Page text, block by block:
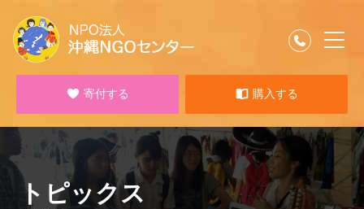
寄付する 購入する
トピックス